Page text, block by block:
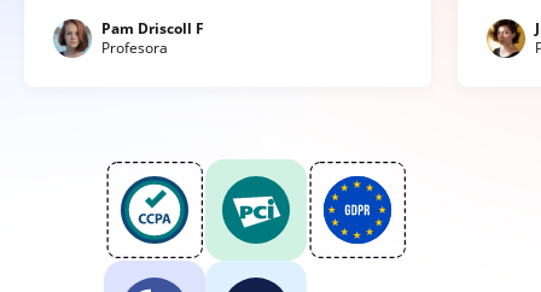
Pam Driscoll F
Profesora